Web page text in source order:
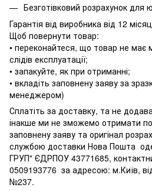
Безготівковий розрахунок для
Гарантія від виробника від 12
Щоб повернути товар:
• переконайтеся, що товар не має
слідів експлуатації;
• запакуйте, як при отриманні;
• вкладіть заповнену заяву за
менеджером)
Сплатіть за доставку, та не
інакше ми не зможемо отримати
заповнену заяву та оригінал
службою доставки Нова Пошта
ГРУП" ЄДРПОУ 43771685,
0509193776 за адресою: м.Київ,
№237.